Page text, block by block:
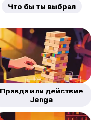
Что бы ты выбрал
Правда или действие
Jenga